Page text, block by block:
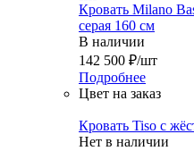
Кровать Milano
серая 160 см
В наличии
142 500 ₽/шт
Подробнее
Цвет на заказ
Кровать Tiso с
Нет в наличии